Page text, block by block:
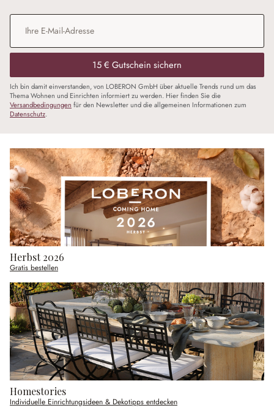
E-Mail-Adresse*
15 € Gutschein sichern
Ich bin damit einverstanden, von LOBERON GmbH über aktuelle Trends rund um das
Thema Wohnen und Einrichten informiert zu werden. Hier finden Sie die
Versandbedingungen für den Newsletter und die allgemeinen Informationen zum
Datenschutz.
Herbst 2026
Gratis bestellen
Homestories
Individuelle Einrichtungsideen & Dekotipps entdecken